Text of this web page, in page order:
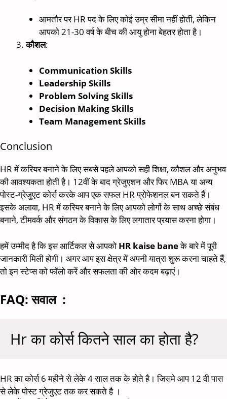
आमतौर पर HR पद के लिए कोई उम्र सीमा नहीं होती, लेकिन
आपको 21-30 वर्ष के बीच की आयु होना बेहतर होता है।
कौशल:
Communication Skills
Leadership Skills
Problem Solving Skills
Decision Making Skills
Team Management Skills
Conclusion
HR में करियर बनाने के लिए सबसे पहले आपको सही शिक्षा, कौशल और अनुभव
की आवश्यकता होती है। 12वीं के बाद ग्रेजुएशन और फिर MBA या अन्य
पोस्ट-ग्रेजुएट कोर्स करके आप एक सफल HR प्रोफेशनल बन सकते हैं।
इसके अलावा, HR में करियर बनाने के लिए आपको लोगों के साथ अच्छे संबंध
बनाने, टीमवर्क और संगठन के विकास के लिए लगातार प्रयास करना होगा।
हमें उम्मीद है कि इस आर्टिकल से आपको HR kaise baneके बारे में पूरी
जानकारी मिली होगी। अगर आप इस क्षेत्र में अपनी यात्रा शुरू करना चाहते हैं,
तो इन स्टेप्स को फॉलो करें और सफलता की ओर कदम बढ़ाएं।
FAQ: सवाल :
Hr का कोर्स कितने साल का होता है?
HR का कोर्स 6 महीने से लेके 4 साल तक के होते है। जिसमे आप 12 वी पास
से लेके पोस्ट ग्रेजुएट तक कर सकते है ।